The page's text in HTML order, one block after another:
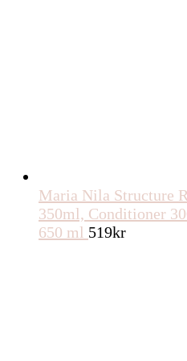
Maria Nila Structure
350ml, Conditioner
650 ml 519kr